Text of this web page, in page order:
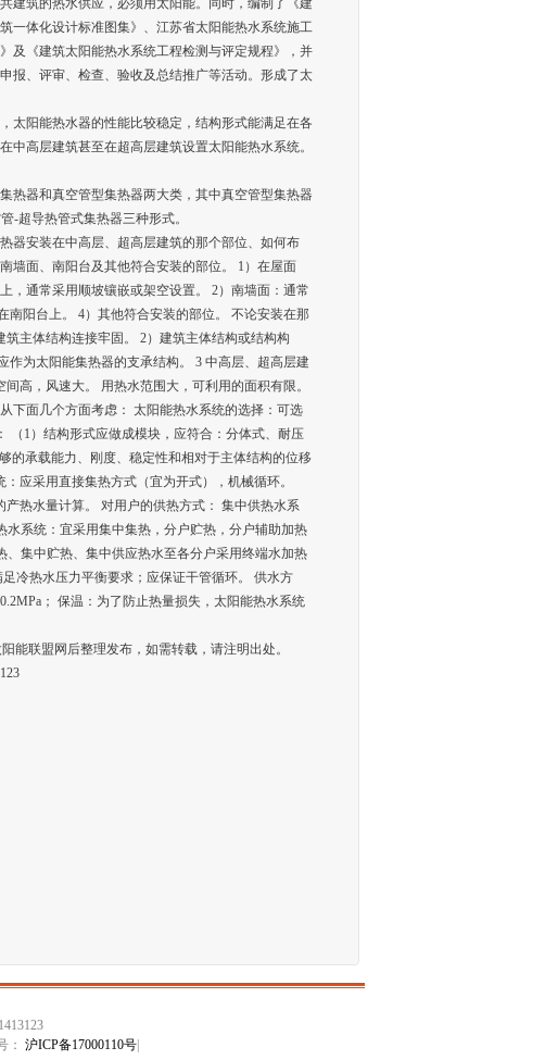
建筑的热水供应，必须用太阳能。同时，编制了《建
一体化设计标准图集》、江苏省太阳能热水系统施工
及《建筑太阳能热水系统工程检测与评定规程》，并
报、评审、检查、验收及总结推广等活动。形成了太
太阳能热水器的性能比较稳定，结构形式能满足在各
高层建筑甚至在超高层建筑设置太阳能热水系统。
热器和真空管型集热器两大类，其中真空管型集热器
-超导热管式集热器三种形式。
器安装在中高层、超高层建筑的那个部位、如何布
墙面、南阳台及其他符合安装的部位。 1）在屋面
，通常采用顺坡镶嵌或架空设置。 2）南墙面：通常
阳台上。 4）其他符合安装的部位。 不论安装在那
主体结构连接牢固。 2）建筑主体结构或结构构
为太阳能集热器的支承结构。 3 中高层、超高层建
高，风速大。 用热水范围大，可利用的面积有限。
下面几个方面考虑： 太阳能热水系统的选择：可选
（1）结构形式应做成模块，应符合：分体式、耐压
的承载能力、刚度、稳定性和相对于主体结构的位移
应采用直接集热方式（宜为开式），机械循环。
热水量计算。 对用户的供热方式： 集中供热水系
系统：宜采用集中集热，分户贮热，分户辅助加热
集中贮热、集中供应热水至各分户采用终端水加热
冷热水压力平衡要求；应保证干管循环。 供水方
； 保温：为了防止热量损失，太阳能热水系统
能联盟网后整理发布，如需转载，请注明出处。
： 沪ICP备17000110号|